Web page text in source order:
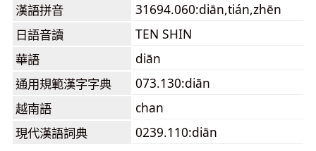
漢語拼音
31694.060:diān,tián,zhēn
日語音讀
TEN SHIN
華語
diān
通用規範漢字字典
073.130:diān
越南語
chan
現代漢語詞典
0239.110:diān